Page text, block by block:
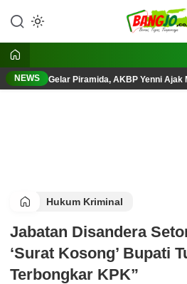
konten
Bangjo.co.id
Berani, Tegas,
NEWS Gelar Piramida, AKBP Yenni
Hukum Kriminal
Jabatan Disandera
‘Surat Kosong’ Bupati
Terbongkar KPK”